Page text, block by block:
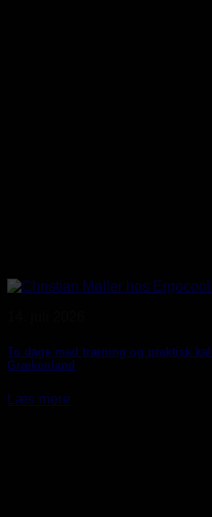
To dage med træning og praktisk
Grækenland
Læs mere